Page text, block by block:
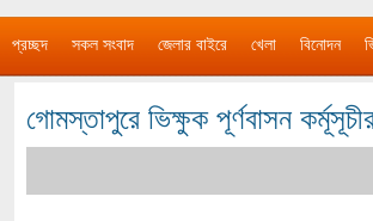
প্রচ্ছদ সকল সংবাদ জেলার বাইরে খেলা বিনোদন
গোমস্তাপুরে ভিক্ষুক পূর্ণবাসন